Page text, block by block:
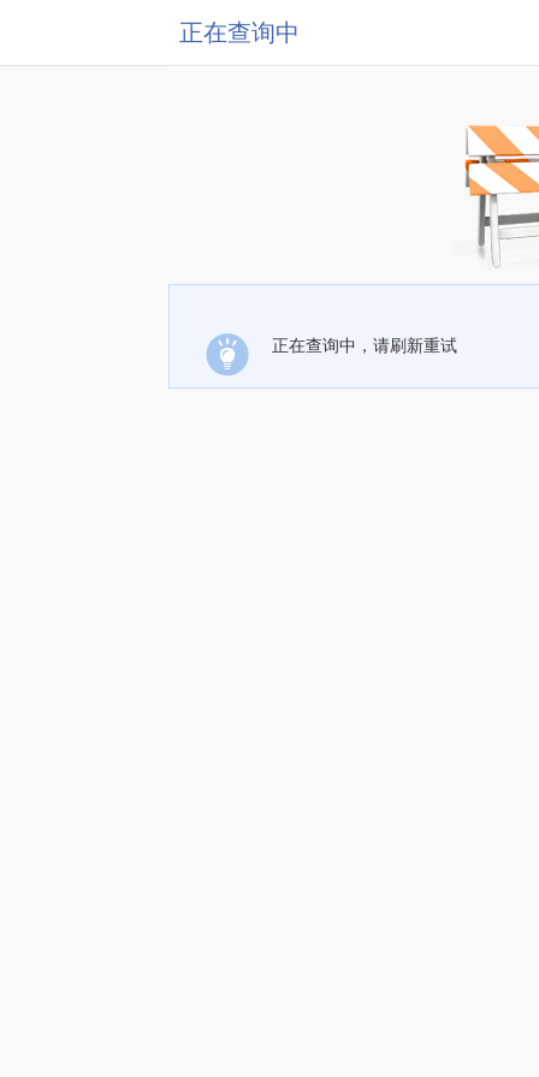
正在查询中
正在查询中，请刷新重试